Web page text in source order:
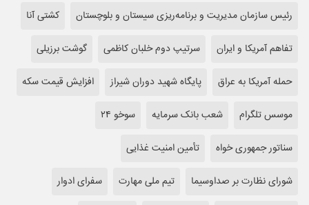
رئیس سازمان مدیریت و برنامه‌ریزی سیستان و بلوچستان
کشتی آنا
تفاهم آمریکا و ایران
سرتیپ دوم خلبان کاظمی
گوشت برزیلی
حمله آمریکا به عراق
پایگاه شهید دوران شیراز
افزایش قیمت سکه
موسس تلگرام
شعب بانک سرمایه
سوخو ۲۴
سناتور جمهوری خواه
تأمین امنیت غذایی
شورای نظارت بر صداوسیما
تیم ملی مهارت
سفرای ادوار